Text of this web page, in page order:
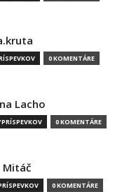
0 KOMENTÁRE
Lacho
PRÍSPEVKOV 0 KOMENTÁRE
Mitáč
0 KOMENTÁRE